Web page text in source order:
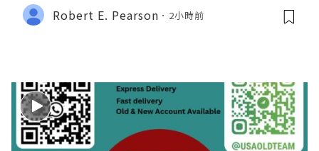
Robert E. Pearson 2小時前